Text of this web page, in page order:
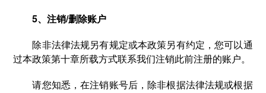
5、注销/删除账户
除非法律法规另有规定或本政策另有约定，您可以通
过本政策第十章所载方式联系我们注销此前注册的账户。
请您知悉，在注销账号后，除非根据法律法规或根据